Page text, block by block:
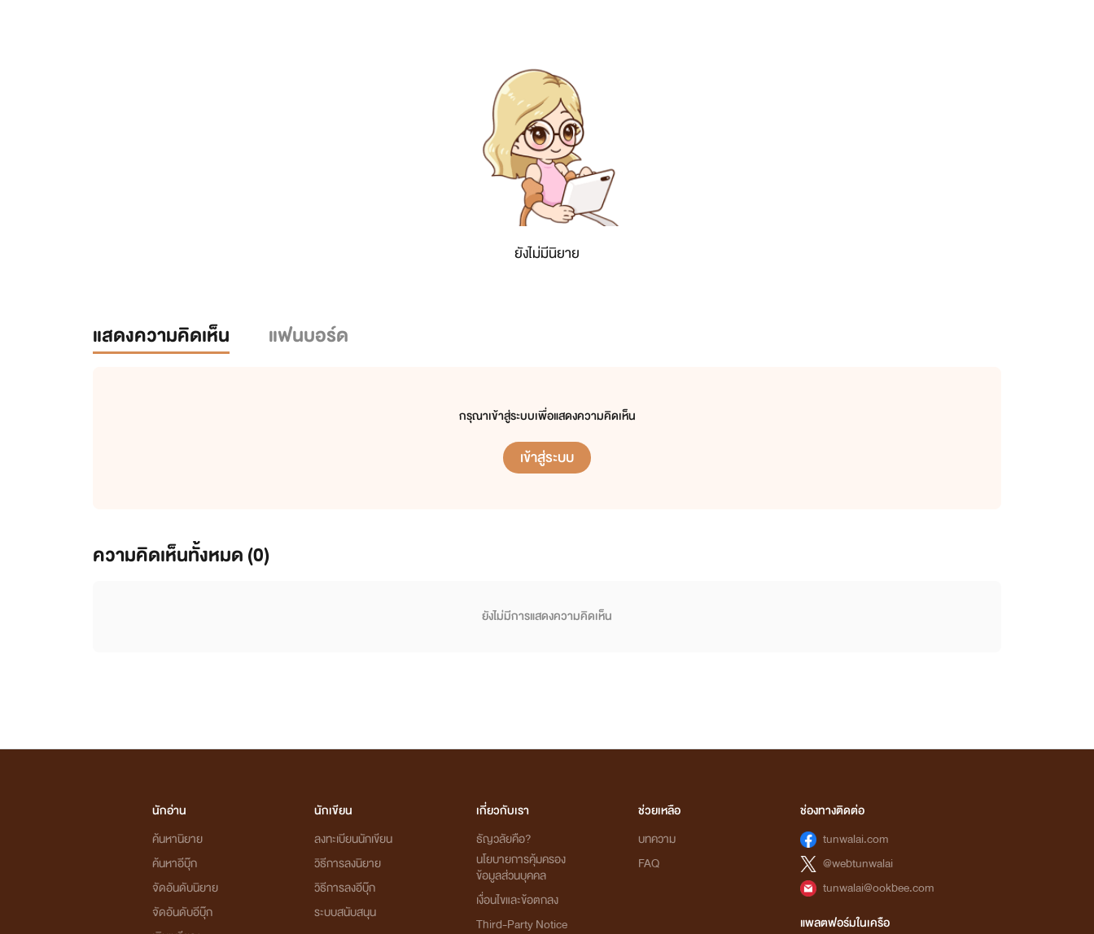
ยังไม่มีนิยาย
แสดงความคิดเห็น แฟนบอร์ด
กรุณาเข้าสู่ระบบเพื่อแสดงความคิดเห็น
เข้าสู่ระบบ
ความคิดเห็นทั้งหมด (0)
ยังไม่มีการแสดงความคิดเห็น
นักอ่าน
ค้นหานิยาย
ค้นหาอีบุ๊ก
จัดอันดับนิยาย
จัดอันดับอีบุ๊ก
นักเขียน
ลงทะเบียนนักเขียน
วิธีการลงนิยาย
วิธีการลงอีบุ๊ก
ระบบสนับสนุน
เกี่ยวกับเรา
ธัญวลัยคือ?
นโยบายการคุ้มครอง
ข้อมูลส่วนบุคคล
เงื่อนไขและข้อตกลง
Third-Party Notice
ช่วยเหลือ
บทความ
FAQ
ช่องทางติดต่อ
tunwalai.com
@webtunwalai
tunwalai@ookbee.com
แพลตฟอร์มในเครือ